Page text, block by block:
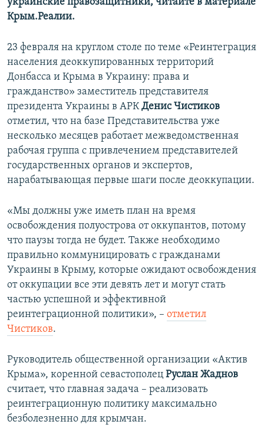
украинские правозащитники, читайте в материале
Крым.Реалии.
23 февраля на круглом столе по теме «Реинтеграция
населения деоккупированных территорий
Донбасса и Крыма в Украину: права и
гражданство» заместитель представителя
президента Украины в АРКДенис Чистиков
отметил, что на базе Представительства уже
несколько месяцев работает межведомственная
рабочая группа с привлечением представителей
государственных органов и экспертов,
нарабатывающая первые шаги после деоккупации.
«Мы должны уже иметь план на время
освобождения полуострова от оккупантов, потому
что паузы тогда не будет. Также необходимо
правильно коммуницировать с гражданами
Украины в Крыму, которые ожидают освобождения
от оккупации все эти девять лет и могут стать
частью успешной и эффективной
реинтеграционной политики», – отметил
Чистиков.
Руководитель общественной организации «Актив
Крыма», коренной севастополец Руслан Жаднов
считает, что главная задача – реализовать
реинтеграционную политику максимально
безболезненно для крымчан.